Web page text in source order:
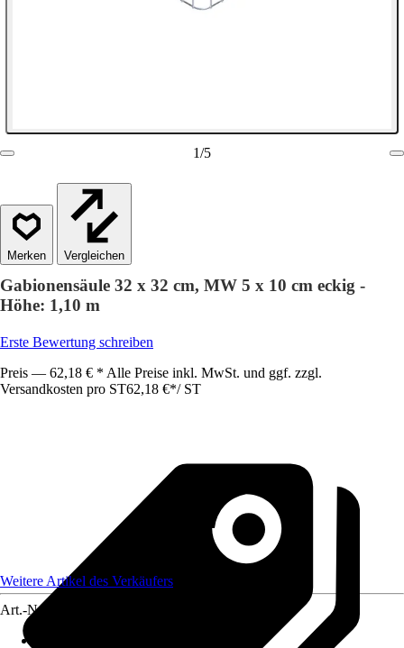
1/5
Vergleichen
Gabionensäule 32 x 32 cm, MW 5 x 10 cm eckig -
Höhe: 1,10 m
Erste Bewertung schreiben
Preis — 62,18 € * Alle Preise inkl. MwSt. und ggf. zzgl.
Versandkosten pro ST62,18 €*/ ST
Weitere Artikel des Verkäufers
Art.-Nr.